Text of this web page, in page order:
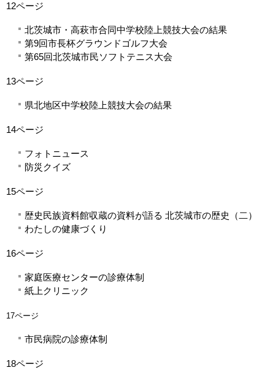
12ページ
北茨城市・高萩市合同中学校陸上競技大会の結果
第9回市長杯グラウンドゴルフ大会
第65回北茨城市民ソフトテニス大会
13ページ
県北地区中学校陸上競技大会の結果
14ページ
フォトニュース
防災クイズ
15ページ
歴史民族資料館収蔵の資料が語る 北茨城市の歴史（二）
わたしの健康づくり
16ページ
家庭医療センターの診療体制
紙上クリニック
17ページ
市民病院の診療体制
18ページ